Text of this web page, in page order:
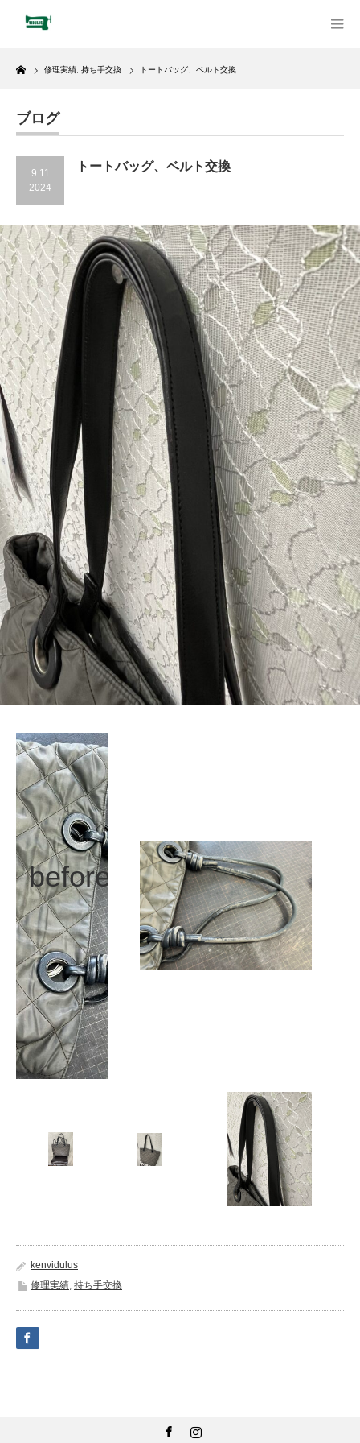
Home
修理実績 持ち手交換 トートバッグ、ベルト交換
ブログ
9.11
2024
トートバッグ、ベルト交換
before
kenvidulus
修理実績 持ち手交換